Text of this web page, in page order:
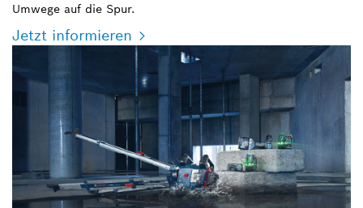
Umwege auf die Spur.
Jetzt informieren